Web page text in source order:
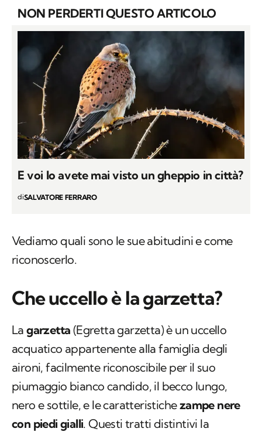
NON PERDERTI QUESTO ARTICOLO
E voi lo avete mai visto un gheppio in città?
diSALVATORE FERRARO
Vediamo quali sono le sue abitudini e come
riconoscerlo.
Che uccello è la garzetta?
Lagarzetta (Egretta garzetta) è un uccello
acquatico appartenente alla famiglia degli
aironi, facilmente riconoscibile per il suo
piumaggio bianco candido, il becco lungo,
nero e sottile, e le caratteristichezampe nere
con piedi gialli. Questi tratti distintivi la